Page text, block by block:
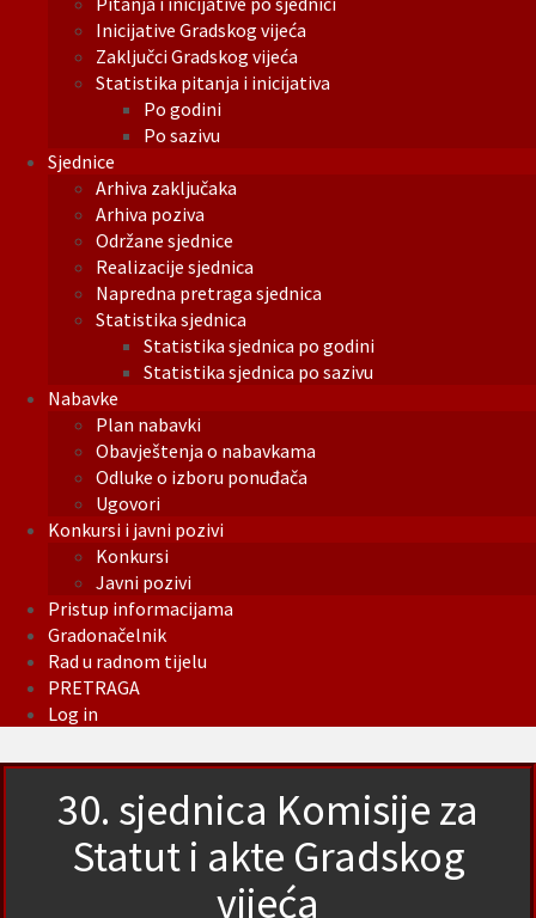
Inicijative Gradskog vijeća
Zaključci Gradskog vijeća
Statistika pitanja i inicijativa
Po godini
Po sazivu
Sjednice
Arhiva zaključaka
Arhiva poziva
Održane sjednice
Realizacije sjednica
Napredna pretraga sjednica
Statistika sjednica
Statistika sjednica po godini
Statistika sjednica po sazivu
Nabavke
Plan nabavki
Obavještenja o nabavkama
Odluke o izboru ponuđača
Ugovori
Konkursi i javni pozivi
Konkursi
Javni pozivi
Pristup informacijama
Gradonačelnik
Rad u radnom tijelu
PRETRAGA
Log in
30. sjednica Komisije za
Statut i akte Gradskog
vijeća